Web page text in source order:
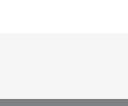
Richiedi Info